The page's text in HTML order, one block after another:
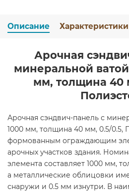
Описание Характеристики
Арочная
минеральной
мм, толщина 40
Арочная сэндвич-панель с
1000 мм, толщина 40 мм, 0.5/0.5,
формованным ограждающим
арочных участков здания.
элемента составляет 1000 мм,
а металлические облицовки
снаружи и 0.5 мм изнутри. В